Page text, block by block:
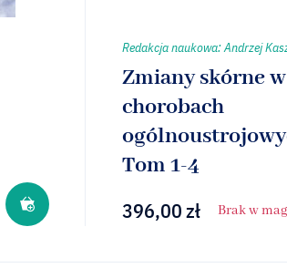
Redakcja naukowa: Andrzej
Zmiany skórne w
chorobach
Tom 1-4
396,00zł Brak w